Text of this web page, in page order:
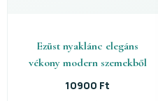
Ezüst nyaklánc elegáns
vékony modern szemekből
10900 Ft